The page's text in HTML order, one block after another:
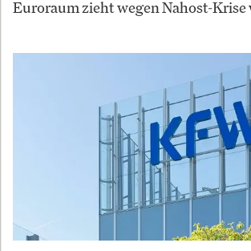
Euroraum zieht wegen Nahost-Krise